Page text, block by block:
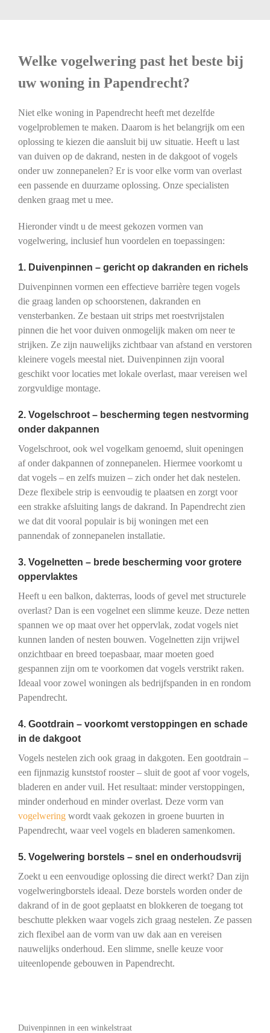
Welke vogelwering past het beste bij
uw woning in Papendrecht?
Niet elke woning in Papendrecht heeft met dezelfde
vogelproblemen te maken. Daarom is het belangrijk om een
oplossing te kiezen die aansluit bij uw situatie. Heeft u last
van duiven op de dakrand, nesten in de dakgoot of vogels
onder uw zonnepanelen? Er is voor elke vorm van overlast
een passende en duurzame oplossing. Onze specialisten
denken graag met u mee.
Hieronder vindt u de meest gekozen vormen van
vogelwering, inclusief hun voordelen en toepassingen:
1. Duivenpinnen – gericht op dakranden en richels
Duivenpinnen vormen een effectieve barrière tegen vogels
die graag landen op schoorstenen, dakranden en
vensterbanken. Ze bestaan uit strips met roestvrijstalen
pinnen die het voor duiven onmogelijk maken om neer te
strijken. Ze zijn nauwelijks zichtbaar van afstand en verstoren
kleinere vogels meestal niet. Duivenpinnen zijn vooral
geschikt voor locaties met lokale overlast, maar vereisen wel
zorgvuldige montage.
2. Vogelschroot – bescherming tegen nestvorming
onder dakpannen
Vogelschroot, ook wel vogelkam genoemd, sluit openingen
af onder dakpannen of zonnepanelen. Hiermee voorkomt u
dat vogels – en zelfs muizen – zich onder het dak nestelen.
Deze flexibele strip is eenvoudig te plaatsen en zorgt voor
een strakke afsluiting langs de dakrand. In Papendrecht zien
we dat dit vooral populair is bij woningen met een
pannendak of zonnepanelen installatie.
3. Vogelnetten – brede bescherming voor grotere
oppervlaktes
Heeft u een balkon, dakterras, loods of gevel met structurele
overlast? Dan is een vogelnet een slimme keuze. Deze netten
spannen we op maat over het oppervlak, zodat vogels niet
kunnen landen of nesten bouwen. Vogelnetten zijn vrijwel
onzichtbaar en breed toepasbaar, maar moeten goed
gespannen zijn om te voorkomen dat vogels verstrikt raken.
Ideaal voor zowel woningen als bedrijfspanden in en rondom
Papendrecht.
4. Gootdrain – voorkomt verstoppingen en schade
in de dakgoot
Vogels nestelen zich ook graag in dakgoten. Een gootdrain –
een fijnmazig kunststof rooster – sluit de goot af voor vogels,
bladeren en ander vuil. Het resultaat: minder verstoppingen,
minder onderhoud en minder overlast. Deze vorm van
vogelweringwordt vaak gekozen in groene buurten in
Papendrecht, waar veel vogels en bladeren samenkomen.
5. Vogelwering borstels – snel en onderhoudsvrij
Zoekt u een eenvoudige oplossing die direct werkt? Dan zijn
vogelweringborstels ideaal. Deze borstels worden onder de
dakrand of in de goot geplaatst en blokkeren de toegang tot
beschutte plekken waar vogels zich graag nestelen. Ze passen
zich flexibel aan de vorm van uw dak aan en vereisen
nauwelijks onderhoud. Een slimme, snelle keuze voor
uiteenlopende gebouwen in Papendrecht.
Duivenpinnen in een winkelstraat